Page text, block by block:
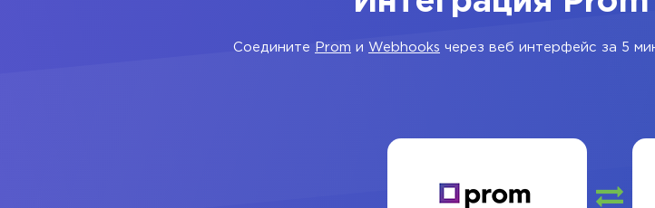
Соедините Prom и Webhooks через веб интерфейс за 5